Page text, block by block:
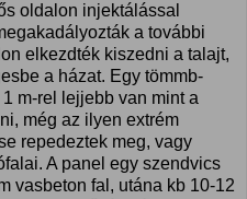
oldalon injektálással
a további
elkezdték kiszedni a talajt,
a házat. Egy tömmb-
m-rel lejjebb van mint a
még az ilyen extrém
repedeztek meg, vagy
A panel egy szendvics
vasbeton fal, utána kb 10-12